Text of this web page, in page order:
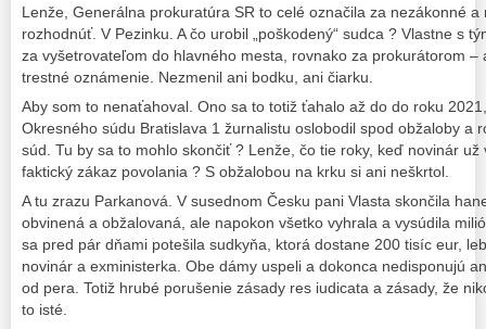
Lenže, Generálna prokuratúra SR to celé označila za nezákonné
rozhodnúť. V Pezinku. A čo urobil „poškodený“ sudca ? Vlastne s
za vyšetrovateľom do hlavného mesta, rovnako za prokurátorom
trestné oznámenie. Nezmenil ani bodku, ani čiarku.
Aby som to nenaťahoval. Ono sa to totiž ťahalo až do do roku
Okresného súdu Bratislava 1 žurnalistu oslobodil spod obžaloby a
súd. Tu by sa to mohlo skončiť ? Lenže, čo tie roky, keď novinár
faktický zákaz povolania ? S obžalobou na krku si ani neškrtol.
A tu zrazu Parkanová. V susednom Česku pani Vlasta skončila
obvinená a obžalovaná, ale napokon všetko vyhrala a vysúdila
sa pred pár dňami potešila sudkyňa, ktorá dostane 200 tisíc eur,
novinár a exministerka. Obe dámy uspeli a dokonca nedisponujú
od pera. Totiž hrubé porušenie zásady res iudicata a zásady, že
to isté.